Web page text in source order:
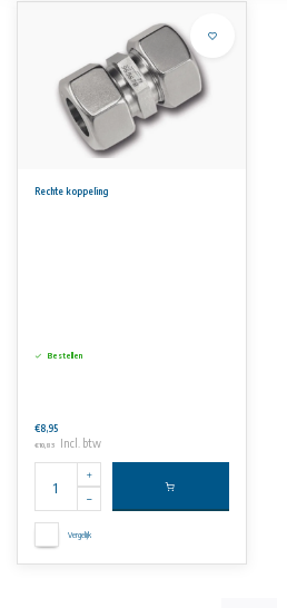
Rechte koppeling
Bestellen
€8,95
€10,83 Incl. btw
Vergelijk